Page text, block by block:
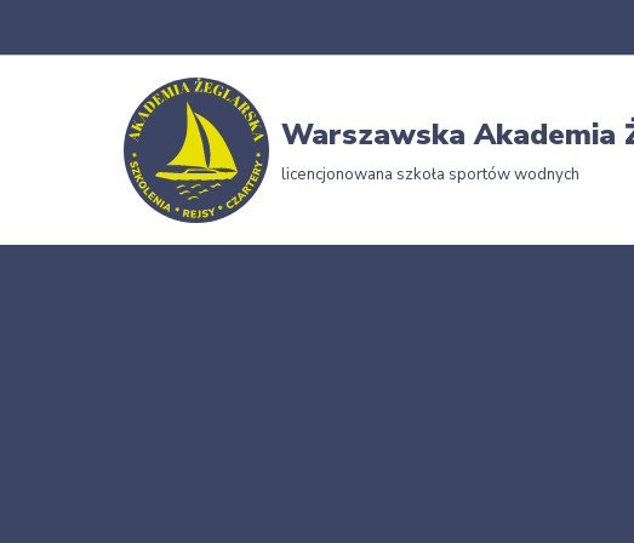
Warszawska Akademia
licencjonowana szkoła sportów wodnych